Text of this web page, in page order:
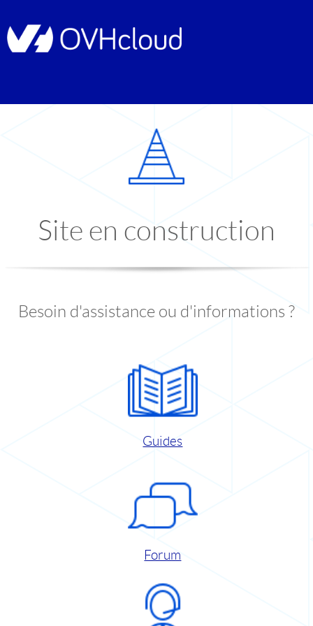
Site en construction
Besoin d'assistance ou d'informations ?
Guides
Forum